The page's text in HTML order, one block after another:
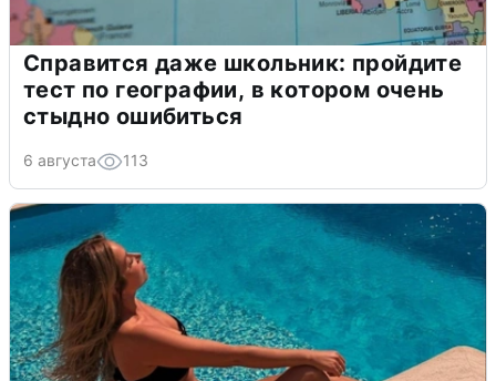
Справится даже школьник: пройдите
тест по географии, в котором очень
стыдно ошибиться
6 августа 113